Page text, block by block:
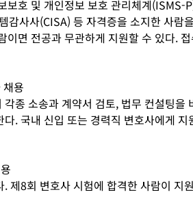
보호 및 개인정보 보호 관리체계(ISMS-
감사사(CISA) 등 자격증을 소지한 사람
이면 전공과 무관하게 지원할 수 있다.
용
종 소송과 계약서 검토, 법무 컨설팅을
. 국내 신입 또는 경력직 변호사에게
제8회 변호사 시험에 합격한 사람이 지